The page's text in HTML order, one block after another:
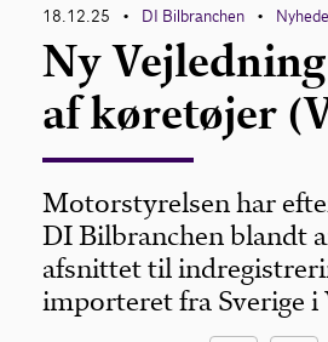
18.12.25 • DI Bilbranchen •
Ny
af køretøjer
Motorstyrelsen har
DI Bilbranchen blandt
afsnittet til
importeret fra Sverige i